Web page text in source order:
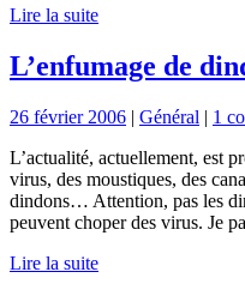
Lire la suite
L’enfumage de
26 février 2006 | Général | 1
L’actualité, actuellement, est
virus, des moustiques, des
dindons… Attention, pas les
peuvent choper des virus. Je
Lire la suite